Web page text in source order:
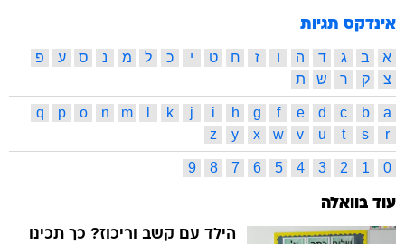
אינדקס תגיות
א ב ג ד ה ו ז ח ט י כ ל מ נ ס ע
פ
צ
ק ר ש ת
a
b
c
d
e
f
g
h
i
j
k
m
n
o
p
q
r
s
t
u
v
w
x
y
z
0
1
2
3
4
5
6
7
8
9
עוד בוואלה
הילד עם קשב וריכוז? כך תכינו